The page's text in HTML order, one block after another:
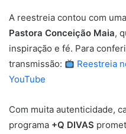
A reestreia contou com
Pastora Conceição Maia,
inspiração e fé. Para
transmissão:
Reestreia
YouTube
Com muita autenticidade,
programa +Q DIVAS